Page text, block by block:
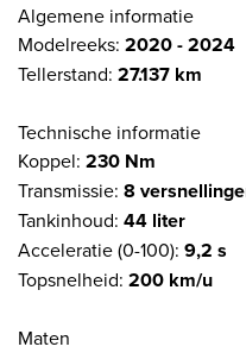
Algemene informatie
Modelreeks: 2020 - 2024
Tellerstand: 27.137 km
Technische informatie
Koppel: 230 Nm
Transmissie: 8
Tankinhoud: 44 liter
Acceleratie (0-100): 9,2 s
Topsnelheid: 200 km/u
Maten